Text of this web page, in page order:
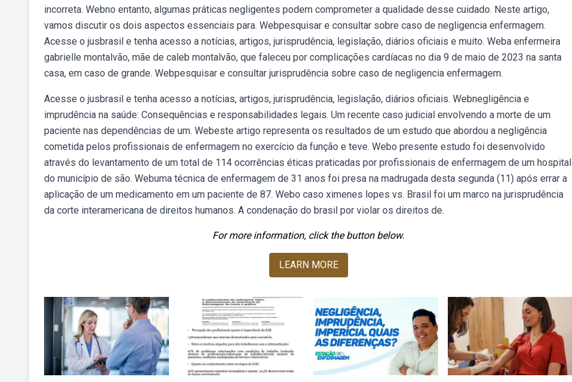
incorreta. Webno entanto, algumas práticas negligentes podem comprometer a qualidade desse cuidado. Neste artigo,
vamos discutir os dois aspectos essenciais para. Webpesquisar e consultar sobre caso de negligencia enfermagem.
Acesse o jusbrasil e tenha acesso a notícias, artigos, jurisprudência, legislação, diários oficiais e muito. Weba enfermeira
gabrielle montalvão, mãe de caleb montalvão, que faleceu por complicações cardíacas no dia 9 de maio de 2023 na santa
casa, em caso de grande. Webpesquisar e consultar jurisprudência sobre caso de negligencia enfermagem.
Acesse o jusbrasil e tenha acesso a notícias, artigos, jurisprudência, legislação, diários oficiais. Webnegligência e
imprudência na saúde: Consequências e responsabilidades legais. Um recente caso judicial envolvendo a morte de um
paciente nas dependências de um. Webeste artigo representa os resultados de um estudo que abordou a negligência
cometida pelos profissionais de enfermagem no exercício da função e teve. Webo presente estudo foi desenvolvido
através do levantamento de um total de 114 ocorrências éticas praticadas por profissionais de enfermagem de um hospital
do município de são. Webuma técnica de enfermagem de 31 anos foi presa na madrugada desta segunda (11) após errar a
aplicação de um medicamento em um paciente de 87. Webo caso ximenes lopes vs. Brasil foi um marco na jurisprudência
da corte interamericana de direitos humanos. A condenação do brasil por violar os direitos de.
For more information, click the button below.
LEARN MORE